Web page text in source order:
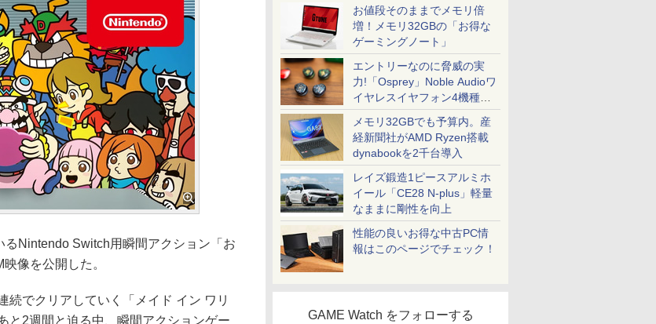
お値段そのままでメモリ倍
増！メモリ32GBの「お得な
ゲーミングノート」
エントリーなのに脅威の実
力!「Osprey」Noble Audioワ
イヤレスイヤフォン4機種を
一気に聴く
メモリ32GBでも予算内。産
経新聞社がAMD Ryzen搭載
dynabookを2千台導入
レイズ鍛造1ピースアルミホ
イール「CE28 N-plus」軽量
なままに剛性を向上
性能の良いお得な中古PC情
報はこのページでチェック！
GAME Watch をフォローする
Nintendo Switch用瞬間アクション「お
像を公開した。
でクリアしていく「メイド イン ワリ
と2週間と迫る中、瞬間アクションゲー